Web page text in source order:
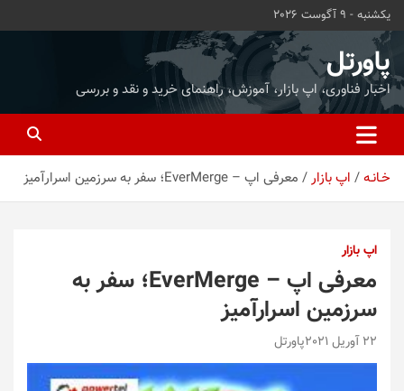
محتوا
بروید
یکشنبه - 9 آگوست 2026
پاورتل
اخبار فناوری، اپ بازار، آموزش، راهنمای خرید و نقد و بررسی
خـانـه اپ بازار معرفی اپ – EverMerge؛ سفر به سرزمین اسرارآمیز
اپ بازار
معرفی اپ – EverMerge؛ سفر به
سرزمین اسرارآمیز
22 آوریل 2021 پاورتل